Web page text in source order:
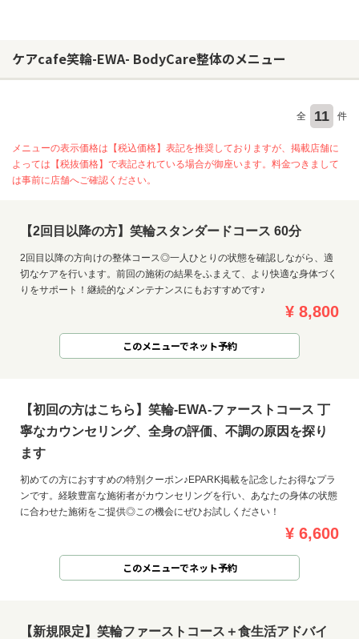
ケアcafe笑輪-EWA- BodyCare整体のメニュー
全 11 件
メニューの表示価格は【税込価格】表記を推奨しておりますが、掲載店舗に
よっては【税抜価格】で表記されている場合が御座います。料金つきまして
は事前に店舗へご確認ください。
【2回目以降の方】笑輪スタンダードコース 60分
2回目以降の方向けの整体コース◎一人ひとりの状態を確認しながら、適
切なケアを行います。前回の施術の結果をふまえて、より快適な身体づく
りをサポート！継続的なメンテナンスにもおすすめです♪
¥ 8,800
このメニューでネット予約
【初回の方はこちら】笑輪-EWA-ファーストコース 丁
寧なカウンセリング、全身の評価、不調の原因を探り
ます
初めての方におすすめの特別クーポン♪EPARK掲載を記念したお得なプラ
ンです。経験豊富な施術者がカウンセリングを行い、あなたの身体の状態
に合わせた施術をご提供◎この機会にぜひお試しください！
¥ 6,600
このメニューでネット予約
【新規限定】笑輪ファーストコース＋食生活アドバイ